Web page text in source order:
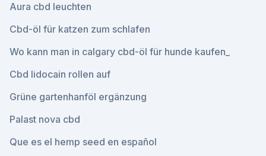
Aura cbd leuchten
Cbd-öl für katzen zum schlafen
Wo kann man in calgary cbd-öl für hunde kaufen_
Cbd lidocain rollen auf
Grüne gartenhanföl ergänzung
Palast nova cbd
Que es el hemp seed en español